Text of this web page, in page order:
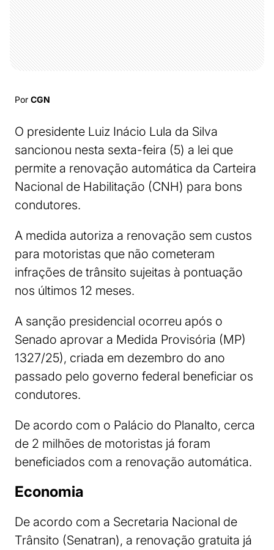
Por CGN
O presidente Luiz Inácio Lula da Silva
sancionou nesta sexta-feira (5) a lei que
permite a renovação automática da Carteira
Nacional de Habilitação (CNH) para bons
condutores.
A medida autoriza a renovação sem custos
para motoristas que não cometeram
infrações de trânsito sujeitas à pontuação
nos últimos 12 meses.
A sanção presidencial ocorreu após o
Senado aprovar a Medida Provisória (MP)
1327/25), criada em dezembro do ano
passado pelo governo federal beneficiar os
condutores.
De acordo com o Palácio do Planalto, cerca
de 2 milhões de motoristas já foram
beneficiados com a renovação automática.
Economia
De acordo com a Secretaria Nacional de
Trânsito (Senatran), a renovação gratuita já